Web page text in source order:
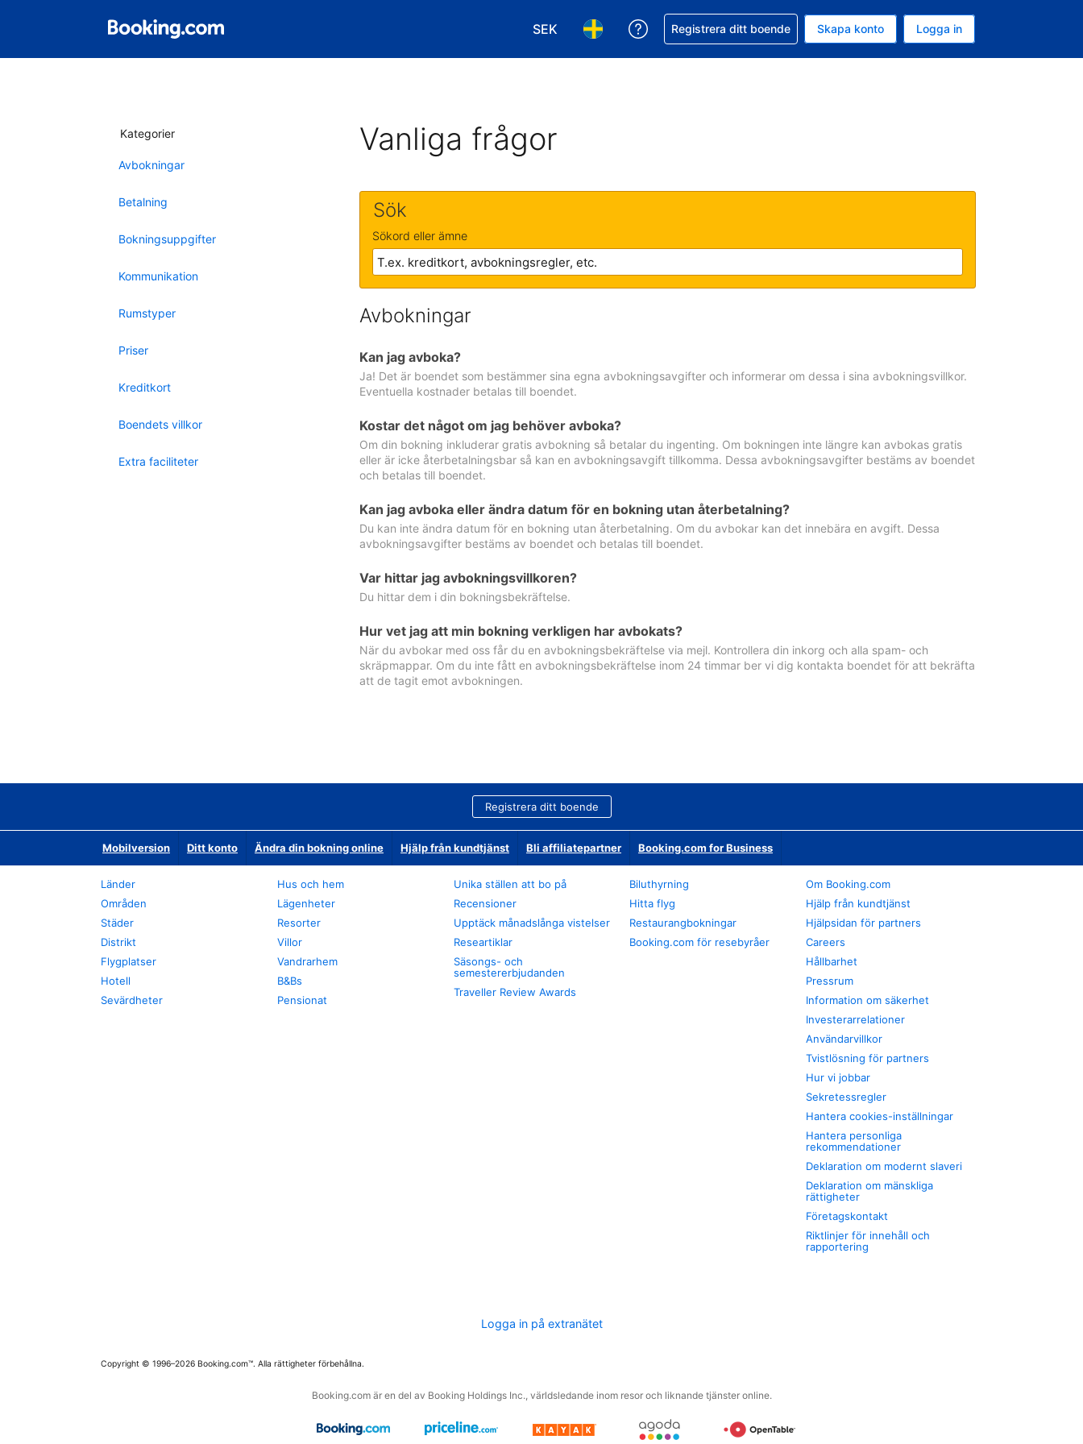
SEK
Välj valuta. Din nuvarande valuta är Svenska kronor
Välj språk. Ditt nuvarande språk är Svenska
Få hjälp med din bokning
Registrera ditt boende Skapa konto Logga in
Kategorier
Avbokningar
Betalning
Bokningsuppgifter
Kommunikation
Rumstyper
Priser
Kreditkort
Boendets villkor
Extra faciliteter
Vanliga frågor
Sök
Sökord eller ämne
Avbokningar
Kan jag avboka?
Ja! Det är boendet som bestämmer sina egna avbokningsavgifter och informerar om dessa i sina avbokningsvillkor.
Eventuella kostnader betalas till boendet.
Kostar det något om jag behöver avboka?
Om din bokning inkluderar gratis avbokning så betalar du ingenting. Om bokningen inte längre kan avbokas gratis
eller är icke återbetalningsbar så kan en avbokningsavgift tillkomma. Dessa avbokningsavgifter bestäms av boendet
och betalas till boendet.
Kan jag avboka eller ändra datum för en bokning utan återbetalning?
Du kan inte ändra datum för en bokning utan återbetalning. Om du avbokar kan det innebära en avgift. Dessa
avbokningsavgifter bestäms av boendet och betalas till boendet.
Var hittar jag avbokningsvillkoren?
Du hittar dem i din bokningsbekräftelse.
Hur vet jag att min bokning verkligen har avbokats?
När du avbokar med oss får du en avbokningsbekräftelse via mejl. Kontrollera din inkorg och alla spam- och
skräpmappar. Om du inte fått en avbokningsbekräftelse inom 24 timmar ber vi dig kontakta boendet för att bekräfta
att de tagit emot avbokningen.
Registrera ditt boende
Mobilversion Ditt konto Ändra din bokning online Hjälp från kundtjänst Bli affiliatepartner Booking.com for Business
Länder
Områden
Städer
Distrikt
Flygplatser
Hotell
Sevärdheter
Hus och hem
Lägenheter
Resorter
Villor
Vandrarhem
B&Bs
Pensionat
Unika ställen att bo på
Recensioner
Upptäck månadslånga vistelser
Researtiklar
Säsongs- och
semestererbjudanden
Traveller Review Awards
Biluthyrning
Hitta flyg
Restaurangbokningar
Booking.com för resebyråer
Om Booking.com
Hjälp från kundtjänst
Hjälpsidan för partners
Careers
Hållbarhet
Pressrum
Information om säkerhet
Investerarrelationer
Användarvillkor
Tvistlösning för partners
Hur vi jobbar
Sekretessregler
Hantera cookies-inställningar
Hantera personliga
rekommendationer
Deklaration om modernt slaveri
Deklaration om mänskliga
rättigheter
Företagskontakt
Riktlinjer för innehåll och
rapportering
Logga in på extranätet
Copyright © 1996–2026 Booking.com™. Alla rättigheter förbehållna.
Booking.com är en del av Booking Holdings Inc., världsledande inom resor och liknande tjänster online.